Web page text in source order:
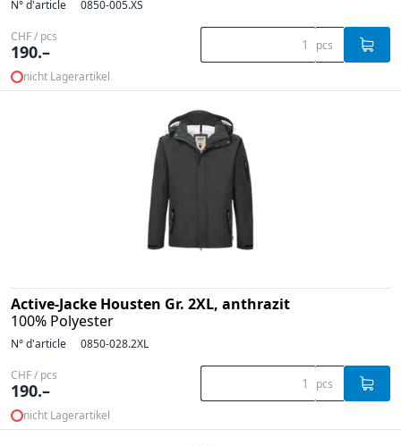
N° d'article 0850-005.XS
CHF / pcs
190.– pcs
nicht Lagerartikel
Active-Jacke Housten Gr. 2XL, anthrazit
100% Polyester
N° d'article 0850-028.2XL
CHF / pcs
190.– pcs
nicht Lagerartikel